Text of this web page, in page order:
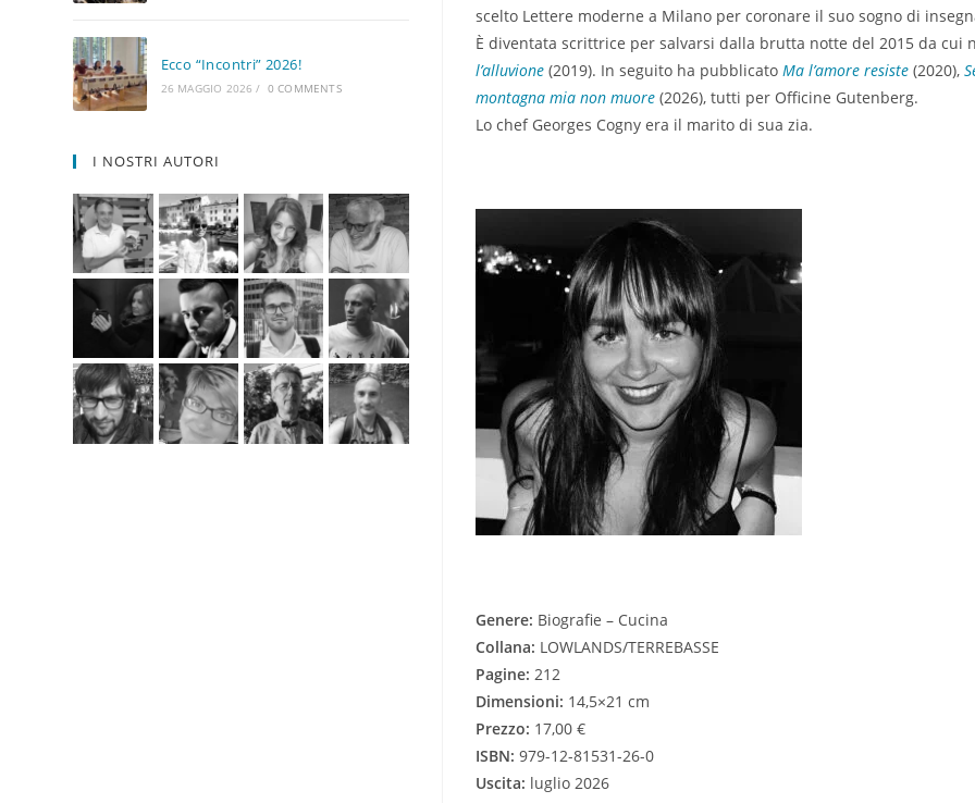
scelto Lettere moderne a Milano per coronare il suo sogno di
È diventata scrittrice per salvarsi dalla brutta notte del 2015 da cui
l’alluvione(2019). In seguito ha pubblicato Ma l’amore resiste(2020),
montagna mia non muore(2026), tutti per Officine Gutenberg.
Lo chef Georges Cogny era il marito di sua zia.
Genere: Biografie – Cucina
Collana: LOWLANDS/TERREBASSE
Pagine: 212
Dimensioni: 14,5×21 cm
Prezzo: 17,00 €
ISBN: 979-12-81531-26-0
Uscita: luglio 2026
Ecco “Incontri” 2026!
26 MAGGIO 2026 / 0 COMMENTS
I NOSTRI AUTORI